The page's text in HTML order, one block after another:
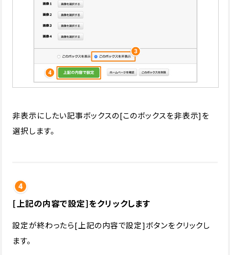
非表示にしたい記事ボックスの[このボックスを非表示]を
選択します。
[上記の内容で設定]をクリックします
設定が終わったら[上記の内容で設定]ボタンをクリックし
ます。